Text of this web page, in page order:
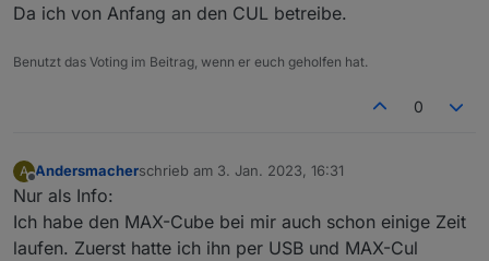
Da ich von Anfang an den CUL betreibe.
Benutzt das Voting im Beitrag, wenn er euch geholfen hat.
0
A
Offline
Andersmacherschrieb am 3. Jan. 2023, 16:31
zuletzt editiert von
Nur als Info:
Ich habe den MAX-Cube bei mir auch schon einige Zeit
laufen. Zuerst hatte ich ihn per USB und MAX-Cul